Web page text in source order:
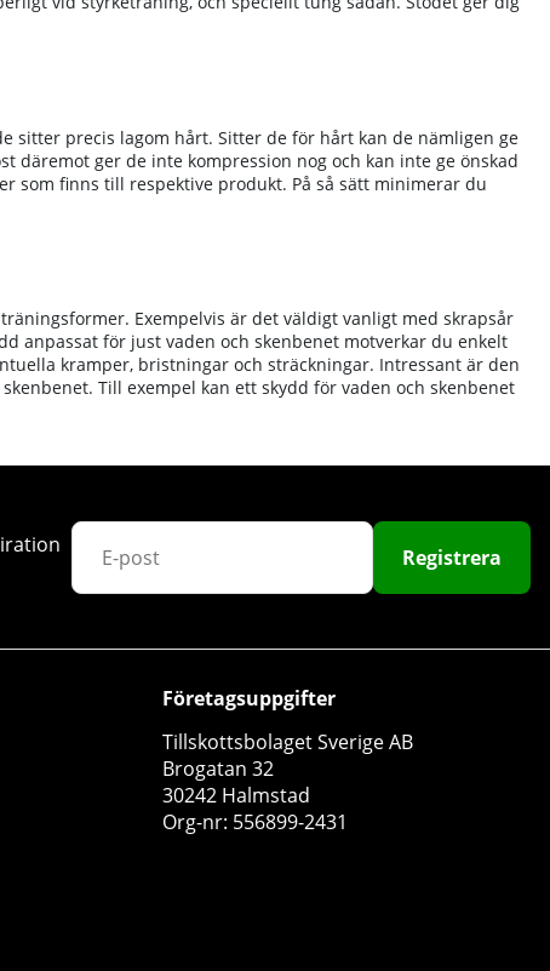
sitter precis lagom hårt. Sitter de för hårt kan de nämligen ge
ger de inte kompression nog och kan inte ge önskad
som finns till respektive produkt. På så sätt minimerar du
Exempelvis är det väldigt vanligt med skrapsår
anpassat för just vaden och skenbenet motverkar du enkelt
kramper, bristningar och sträckningar. Intressant är den
Till exempel kan ett skydd för vaden och skenbenet
Registrera
Företagsuppgifter
Tillskottsbolaget Sverige AB
Brogatan 32
30242 Halmstad
Org-nr: 556899-2431